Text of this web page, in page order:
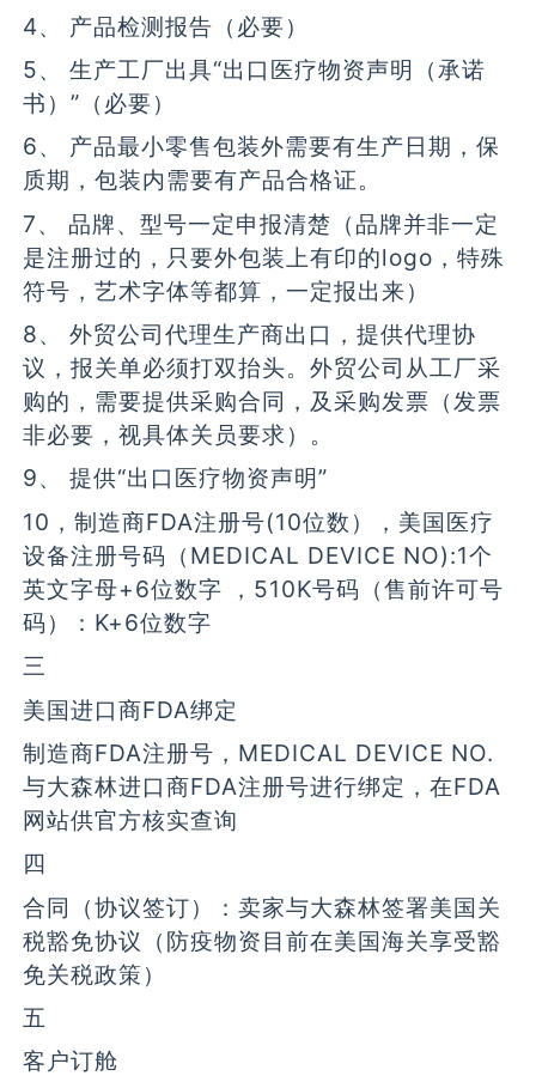
4、 产品检测报告（必要）
5、 生产工厂出具“出口医疗物资声明（承诺
书）”（必要）
6、 产品最小零售包装外需要有生产日期，保
质期，包装内需要有产品合格证。
7、 品牌、型号一定申报清楚（品牌并非一定
是注册过的，只要外包装上有印的logo，特殊
符号，艺术字体等都算，一定报出来）
8、 外贸公司代理生产商出口，提供代理协
议，报关单必须打双抬头。外贸公司从工厂采
购的，需要提供采购合同，及采购发票（发票
非必要，视具体关员要求）。
9、 提供“出口医疗物资声明”
10，制造商FDA注册号(10位数），美国医疗
设备注册号码（MEDICAL DEVICE NO):1个
英文字母+6位数字 ，510K号码（售前许可号
码）：K+6位数字
三
美国进口商FDA绑定
制造商FDA注册号，MEDICAL DEVICE NO.
与大森林进口商FDA注册号进行绑定，在FDA
网站供官方核实查询
四
合同（协议签订）：卖家与大森林签署美国关
税豁免协议（防疫物资目前在美国海关享受豁
免关税政策）
五
客户订舱